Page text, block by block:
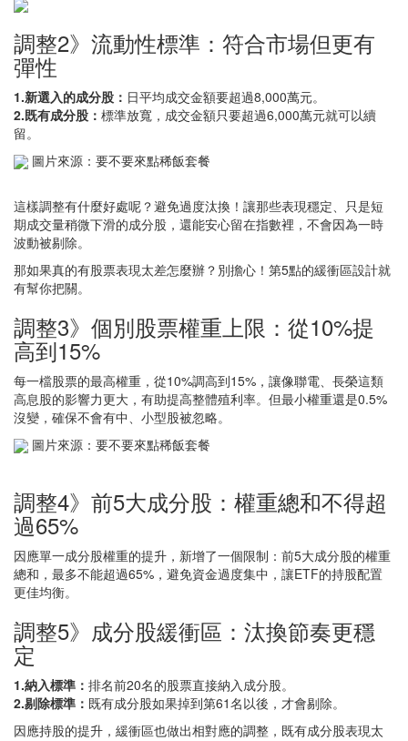
調整2》流動性標準：符合市場但更有
彈性
1.新選入的成分股： 日平均成交金額要超過8,000萬元。
2.既有成分股： 標準放寬，成交金額只要超過6,000萬元就可以續
留。
圖片來源：要不要來點稀飯套餐
這樣調整有什麼好處呢？避免過度汰換！讓那些表現穩定、只是短
期成交量稍微下滑的成分股，還能安心留在指數裡，不會因為一時
波動被剔除。
那如果真的有股票表現太差怎麼辦？別擔心！第5點的緩衝區設計就
有幫你把關。
調整3》個別股票權重上限：從10%提
高到15%
每一檔股票的最高權重，從10%調高到15%，讓像聯電、長榮這類
高息股的影響力更大，有助提高整體殖利率。但最小權重還是0.5%
沒變，確保不會有中、小型股被忽略。
圖片來源：要不要來點稀飯套餐
調整4》前5大成分股：權重總和不得超
過65%
因應單一成分股權重的提升，新增了一個限制：前5大成分股的權重
總和，最多不能超過65%，避免資金過度集中，讓ETF的持股配置
更佳均衡。
調整5》成分股緩衝區：汰換節奏更穩
定
1.納入標準： 排名前20名的股票直接納入成分股。
2.剔除標準： 既有成分股如果掉到第61名以後，才會剔除。
因應持股的提升，緩衝區也做出相對應的調整，既有成分股表現太